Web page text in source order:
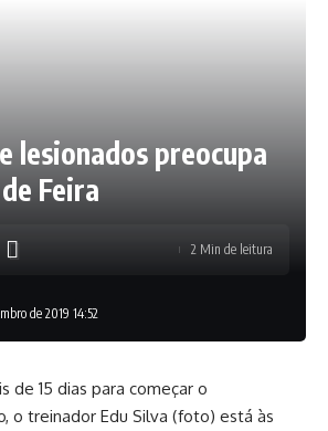
lesionados preocupa
Feira
de 2019 14:52
2 Min de leitura
de 15 dias para começar o
o treinador Edu Silva (foto) está às